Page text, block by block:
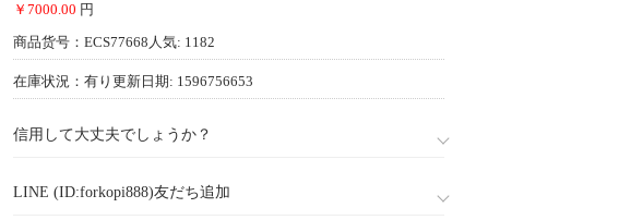
￥7000.00 円
商品货号：ECS77668 人気: 1182
在庫状況：有り 更新日期: 1596756653
信用して大丈夫でしょうか？
LINE (ID:forkopi888)友だち追加